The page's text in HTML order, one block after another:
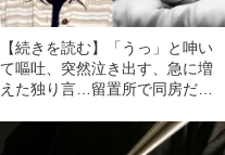
【続きを読む】「うっ」と呻い
て嘔吐、突然泣き出す、急に増
えた独り言…留置所で同房だっ
の姿